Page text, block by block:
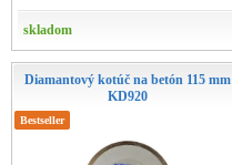
skladom
Diamantový kotúč na betón 115 mm
KD920
Bestseller